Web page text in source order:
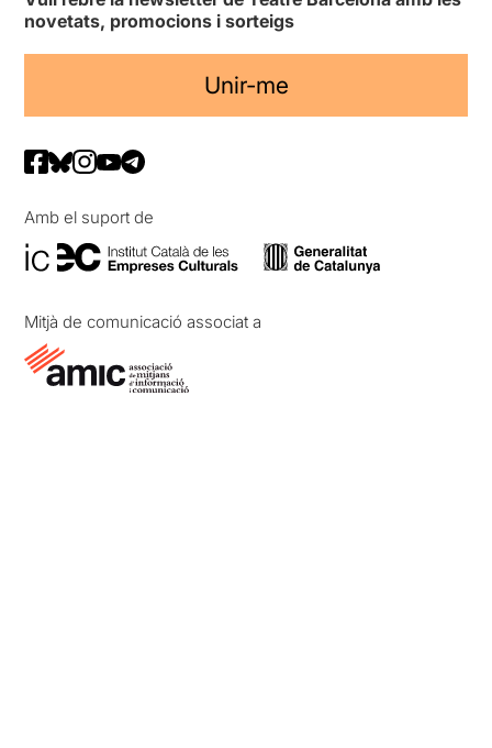
novetats, promocions i sorteigs
Unir-me
Amb el suport de
Mitjà de comunicació associat a